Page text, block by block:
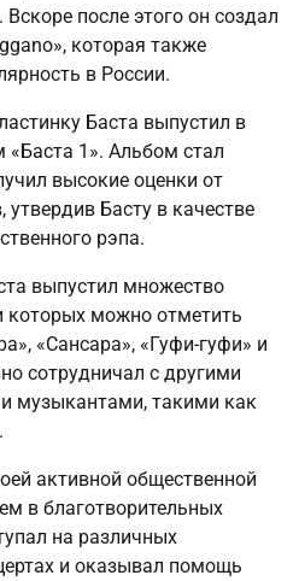
после этого он создал
которая также
в России.
Баста выпустил в
«Баста 1». Альбом стал
высокие оценки от
Басту в качестве
рэпа.
выпустил множество
которых можно отметить
«Сансара», «Гуфи-гуфи» и
сотрудничал с другими
музыкантами, такими как
активной общественной
в благотворительных
на различных
и оказывал помощь